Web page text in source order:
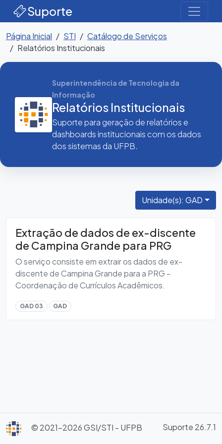
Suporte
Página Inicial STI
Catálogo de Serviços
Relatórios Institucionais
Superintendência de Tecnologia da
Informação
Relatórios Institucionais
Suporte para geração de relatórios e
dashboards institucionais com os dados
dos sistemas da UFPB.
Unidade(s): GAD
Extração de dados de ex-discente
de Campina Grande para PRG
O serviço consiste em extrair os dados de ex-
discente de Campina Grande para a PRG -
Coordenação de Currículos Acadêmicos.
GAD 03 GAD
© 2021-2026 GSI/STI - UFPB Suporte 26.7.1